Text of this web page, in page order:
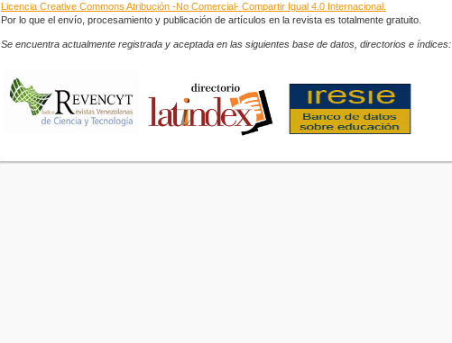
Licencia Creative Commons Atribución -No Comercial- Compartir Igual 4.0 Internacional.
Por lo que el envío, procesamiento y publicación de artículos en la revista es totalmente gratuito.
Se encuentra actualmente registrada y aceptada en las siguientes base de datos, directorios e índices: